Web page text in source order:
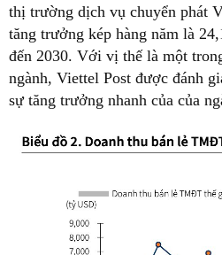
thị trường dịch vụ chuyển phát
tăng trưởng kép hàng năm là
đến 2030. Với vị thế là một
ngành, Viettel Post được đánh
sự tăng trưởng nhanh của của